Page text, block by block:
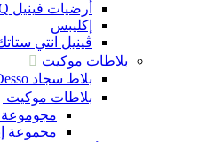
أرضيات فينيل Toro IQ
إكليبس
ڤينيل انتي
بلاطات موكيت
بلاط سجاد Tarkett Desso
بلاطات موكيت ITC
مجوموعة
محموعة